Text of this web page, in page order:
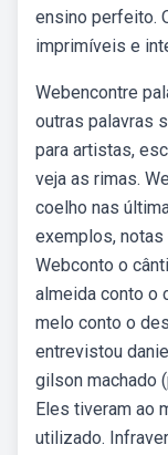
ensino perfeito.
imprimíveis e
Webencontre
outras palavras
para artistas,
veja as rimas.
coelho nas
exemplos,
Webconto o
almeida conto o
melo conto o
entrevistou
gilson machado
Eles tiveram ao
utilizado.